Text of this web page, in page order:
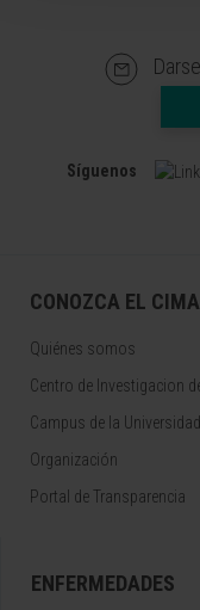
Síguenos
CONOZCA EL CIMA
Quiénes somos
Centro de Investigacion
Campus de la
Organización
Portal de Transparencia
ENFERMEDADES